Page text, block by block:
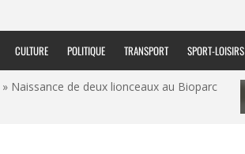
CULTURE POLITIQUE TRANSPORT SPORT-LOISIRS
» Naissance de deux lionceaux au Bioparc